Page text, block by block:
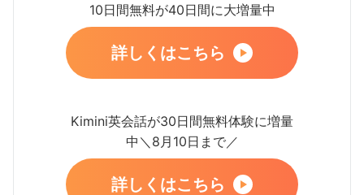
10日間無料が40日間に大増量中
詳しくはこちら
Kimini英会話が30日間無料体験に増量
中＼8月10日まで／
詳しくはこちら